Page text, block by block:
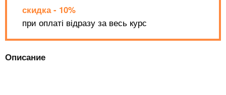
n
f
скидка - 10%
при оплаті відразу за весь курс
Описание